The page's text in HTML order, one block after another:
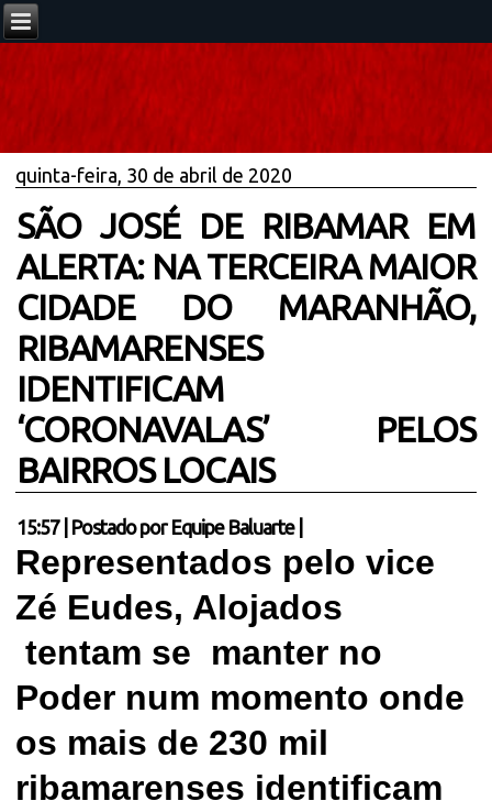
quinta-feira, 30 de abril de 2020
SÃO JOSÉ DE RIBAMAR EM
ALERTA: NA TERCEIRA MAIOR
CIDADE DO MARANHÃO,
RIBAMARENSES
IDENTIFICAM
‘CORONAVALAS’ PELOS
BAIRROS LOCAIS
15:57| Postado por Equipe Baluarte
Representados pelo vice
Zé Eudes, Alojados
tentam se manter no
Poder num momento onde
os mais de 230 mil
ribamarenses identificam